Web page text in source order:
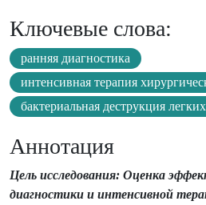
Ключевые слова:
ранняя диагностика
интенсивная терапия
бактериальная деструкция
Аннотация
Цель исследования: Оценка
диагностики и интенсивной